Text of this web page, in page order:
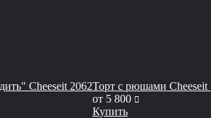
Cheeseit 2062Торт с рюшами Cheeseit
от 5 800 руб
Купить